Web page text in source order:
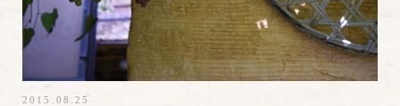
2015.08.25